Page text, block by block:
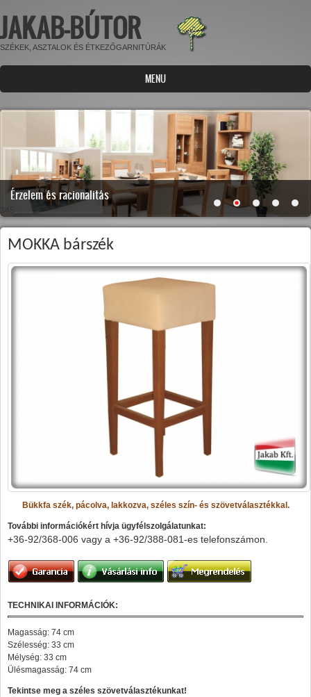
Ugrás a tartalomra
JAKAB-BÚTOR
SZÉKEK, ASZTALOK ÉS ÉTKEZŐGARNITÚRÁK
MENU
Érzelem és racionalitás
MOKKA bárszék
Bükkfa szék, pácolva, lakkozva, széles szín- és szövetválasztékkal.
További információkért hívja ügyfélszolgálatunkat:
+36-92/368-006 vagy a +36-92/388-081-es telefonszámon.
TECHNIKAI INFORMÁCIÓK:
Magasság: 74 cm
Szélesség: 33 cm
Mélység: 33 cm
Ülésmagasság: 74 cm
Tekintse meg a széles szövetválasztékunkat!